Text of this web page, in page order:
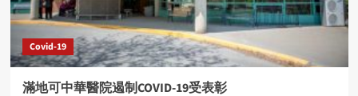
Covid-19
滿地可中華醫院遏制COVID-19受表彰